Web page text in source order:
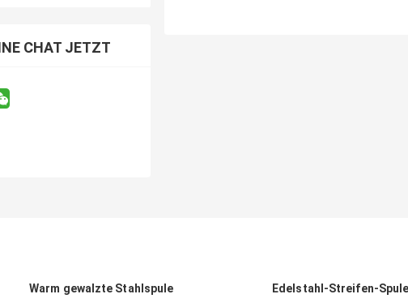
CHAT JETZT
Warm gewalzte Stahlspule Edelstahl-Streifen-Spule